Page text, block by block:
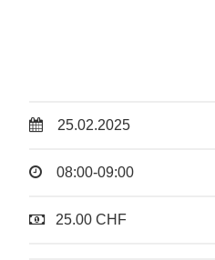
25.02.2025
08:00-09:00
25.00 CHF